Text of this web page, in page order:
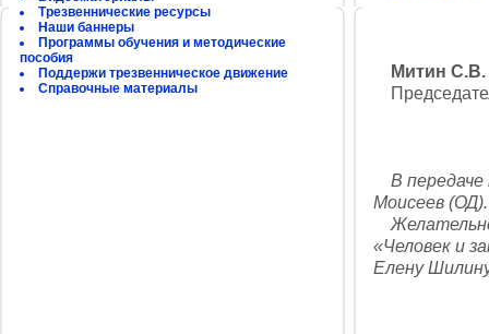
Трезвеннические ресурсы
Наши баннеры
Программы обучения и методические
пособия
Поддержи трезвенническое движение
Справочные материалы
Митин С.В.
В передаче
Моисеев (ОД).
«Человек и
Елену